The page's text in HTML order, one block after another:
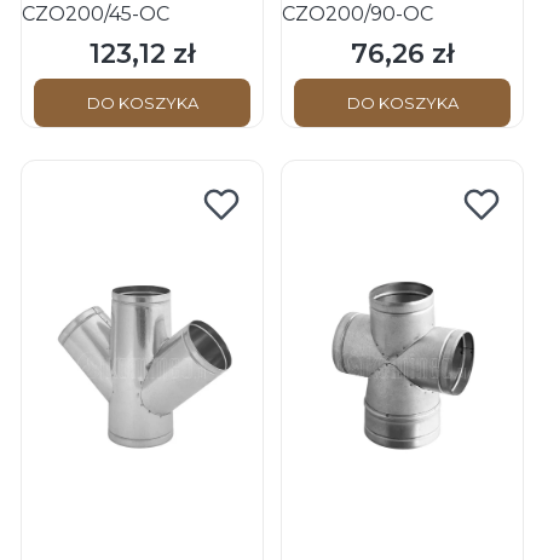
CZO200/45-OC
Cena
123,12 zł
DO KOSZYKA
CZO200/90-OC
Cena
76,26 zł
DO KOSZYKA